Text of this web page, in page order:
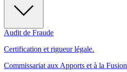
Audit de Fraude
Certification et rigueur légale.
Commissariat aux Apports et à la Fusion